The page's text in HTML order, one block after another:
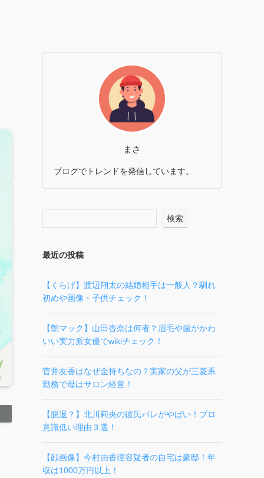
まさ
ブログでトレンドを発信しています。
検索
最近の投稿
【くらげ】渡辺翔太の結婚相手は一般人？馴れ
初めや画像・子供チェック！
【朝マック】山田杏奈は何者？眉毛や歯がかわ
いい実力派女優でwikiチェック！
菅井友香はなぜ金持ちなの？実家の父が三菱系
勤務で母はサロン経営！
【脱退？】北川莉央の彼氏バレがやばい！プロ
意識低い理由３選！
【顔画像】今村由香理容疑者の自宅は豪邸！年
収は1000万円以上！